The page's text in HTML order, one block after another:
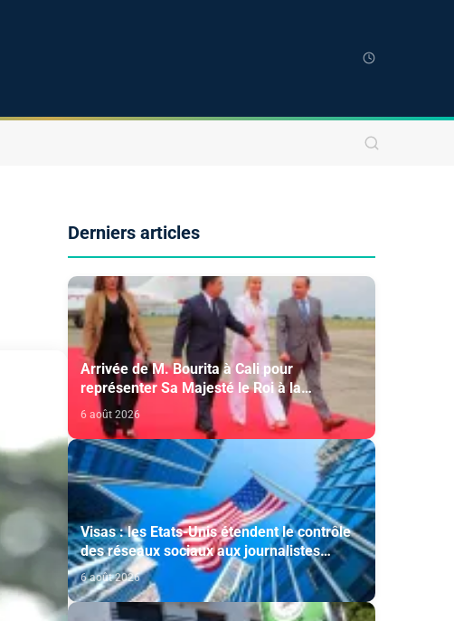
Derniers articles
Arrivée de M. Bourita à Cali pour
représenter Sa Majesté le Roi à la
cérémonie d'investiture du nouveau
président colombien
6 août 2026
Visas : les Etats-Unis étendent le contrôle
des réseaux sociaux aux journalistes
étrangers
6 août 2026